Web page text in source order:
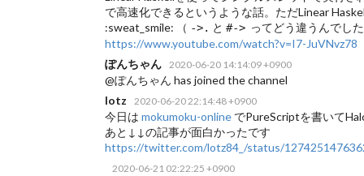
で高速化できるというような話。ただLinear
:sweat_smile: （ ->. と #->ってどう違うんでし
https://www.youtube.com/watch?v=I7-JuVNvz78
ぽんちゃん
2020-06-20 14:14:09 +0900
@ぽんちゃん has joined the channel
lotz
2020-06-20 22:14:48 +0900
今日は mokumoku-onlineでPureScriptを書いて
あと↓↓の記事が面白かったです
https://twitter.com/lotz84_/status/
2020-06-21 02:22:25 +0900